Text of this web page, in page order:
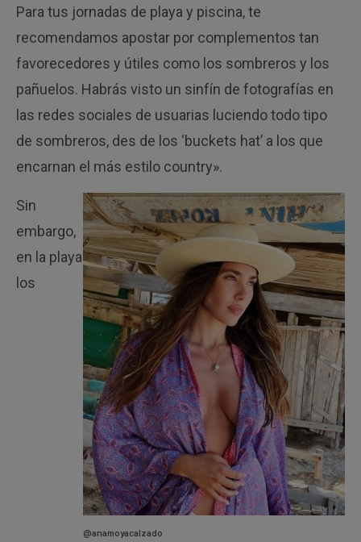
Para tus jornadas de playa y piscina, te
recomendamos apostar por complementos tan
favorecedores y útiles como los sombreros y los
pañuelos. Habrás visto un sinfín de fotografías en
las redes sociales de usuarias luciendo todo tipo
de sombreros, des de los ‘buckets hat’ a los que
encarnan el más estilo country».
@anamoyacalzado
Sin
embargo,
en la playa
los